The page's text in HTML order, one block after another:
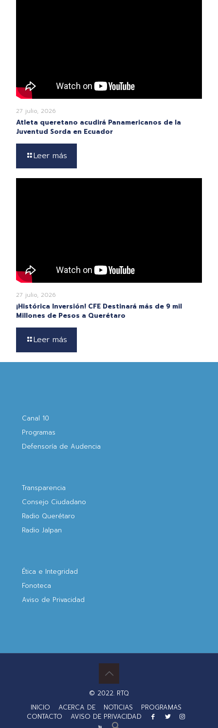
27 julio, 2026
Atleta queretano acudirá Panamericanos de la
Juventud Sorda en Ecuador
Leer más
27 julio, 2026
¡Histórica Inversión! CFE Destinará más de 9 mil
Millones de Pesos a Querétaro
Leer más
Canal 10
Programas
Defensoría de Audencia
Transparencia
Consejo Ciudadano
Radio Querétaro
Radio Jalpan
Ética e Integridad
Fonoteca
Aviso de Privacidad
© 2022. RTQ
INICIO
ACERCA DE NOTICIAS
PROGRAMAS
CONTACTO
AVISO DE PRIVACIDAD